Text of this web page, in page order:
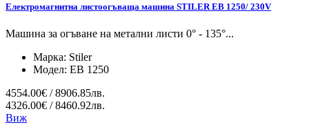
Електромагнитна листоогъваща машина STILER EB 1250/ 230V
Машина за огъване на метални листи 0° - 135°...
Марка: Stiler
Модел: EB 1250
4554.00€ / 8906.85лв.
4326.00€ / 8460.92лв.
Виж